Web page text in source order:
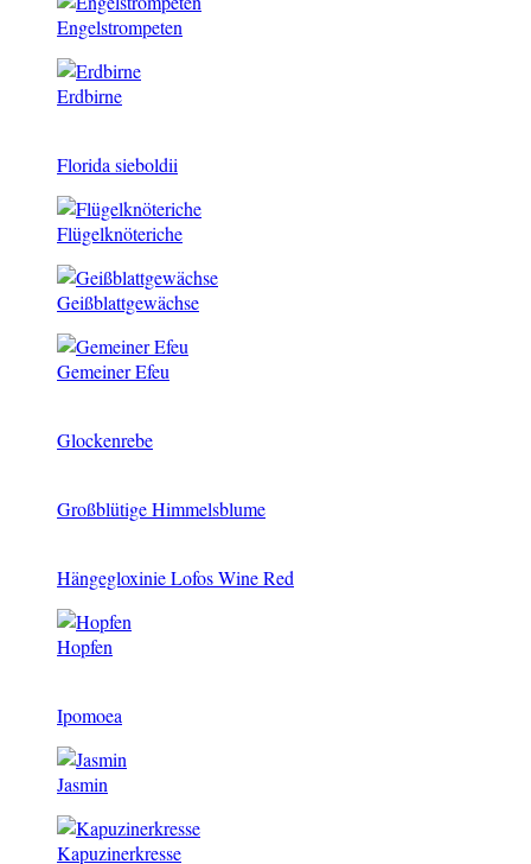
Engelstrompeten
Erdbirne
Florida sieboldii
Flügelknöteriche
Geißblattgewächse
Gemeiner Efeu
Glockenrebe
Großblütige Himmelsblume
Hängegloxinie Lofos Wine Red
Hopfen
Ipomoea
Jasmin
Kapuzinerkresse